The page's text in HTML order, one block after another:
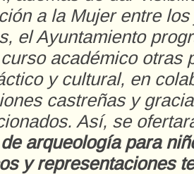
a la Mujer entre
el Ayuntamiento
académico otras
y cultural, en
castreñas y
Así, se
arqueología para
y representaciones